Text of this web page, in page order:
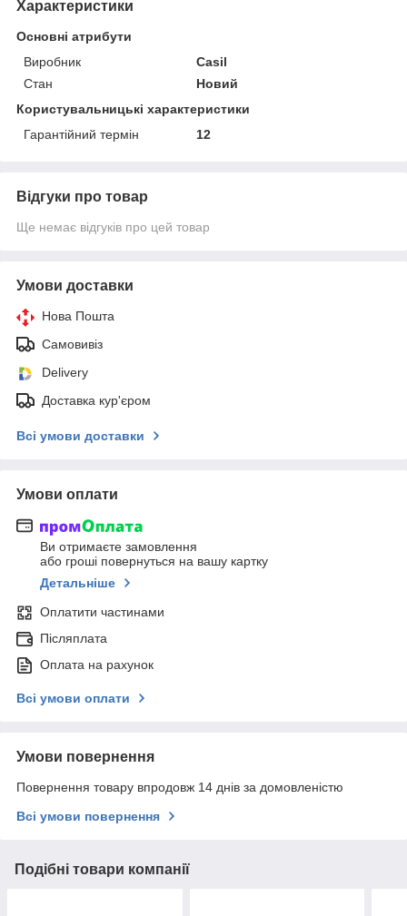
Характеристики
Основні атрибути
Виробник
Casіl
Стан
Новий
Користувальницькі характеристики
Гарантійний термін
12
Відгуки про товар
Ще немає відгуків про цей товар
Умови доставки
Нова Пошта
Самовивіз
Delivery
Доставка кур'єром
Всі умови доставки
Умови оплати
Ви отримаєте замовлення
або гроші повернуться на вашу картку
Детальніше
Оплатити частинами
Післяплата
Оплата на рахунок
Всі умови оплати
Умови повернення
Повернення товару впродовж 14 днів за домовленістю
Всі умови повернення
Подібні товари компанії